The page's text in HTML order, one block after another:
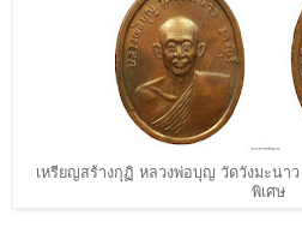
เหรียญสร้างกุฏิ หลวงพ่อบุญ วัดวังมะนา
พิเศษ